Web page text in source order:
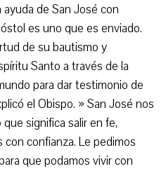
de San José con
es uno que es enviado.
de su bautismo y
Santo a través de la
para dar testimonio de
el Obispo. » San José nos
significa salir en fe,
con confianza. Le pedimos
que podamos vivir con